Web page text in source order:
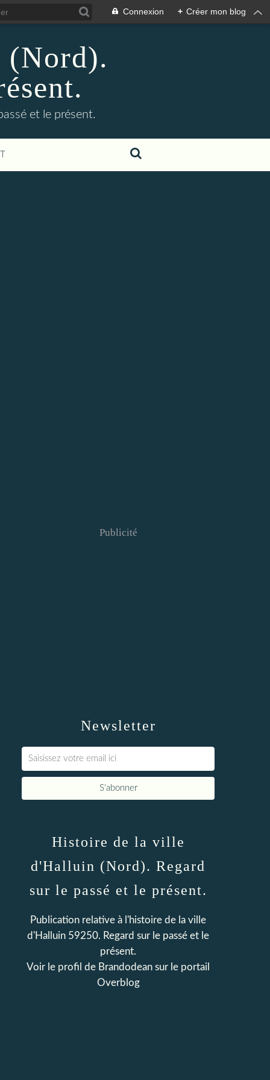
Connexion + Créer mon blog
et le présent.
Newsletter
Publicité
Histoire de la ville
d'Halluin (Nord). Regard
sur le passé et le présent.
Publication relative à l'histoire de la ville
d'Halluin 59250. Regard sur le passé et le
présent.
Voir le profil de Brandodean sur le portail
Overblog